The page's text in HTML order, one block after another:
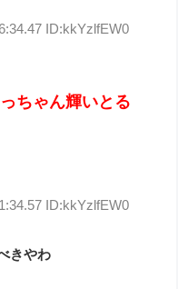
ID:kkYzlfEW0
ちゃん輝いとる
ID:kkYzlfEW0
きやわ